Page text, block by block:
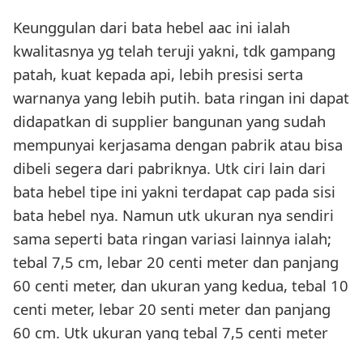
Keunggulan dari bata hebel aac ini ialah
kwalitasnya yg telah teruji yakni, tdk gampang
patah, kuat kepada api, lebih presisi serta
warnanya yang lebih putih. bata ringan ini dapat
didapatkan di supplier bangunan yang sudah
mempunyai kerjasama dengan pabrik atau bisa
dibeli segera dari pabriknya. Utk ciri lain dari
bata hebel tipe ini yakni terdapat cap pada sisi
bata hebel nya. Namun utk ukuran nya sendiri
sama seperti bata ringan variasi lainnya ialah;
tebal 7,5 cm, lebar 20 centi meter dan panjang
60 centi meter, dan ukuran yang kedua, tebal 10
centi meter, lebar 20 senti meter dan panjang
60 cm. Utk ukuran yang tebal 7,5 centi meter